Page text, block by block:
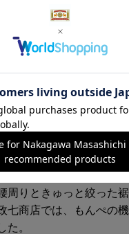
周りときゅっと絞った裾
七商店では、もんぺの機
。